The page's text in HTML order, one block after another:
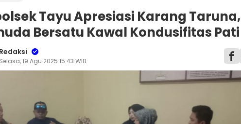
Tayu Apresiasi Karang Taruna,
Bersatu Kawal Kondusifitas Pati
Redaksi
Selasa, 19 Agu 2025 15:43 WIB